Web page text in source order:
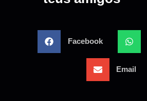
Facebook
Email